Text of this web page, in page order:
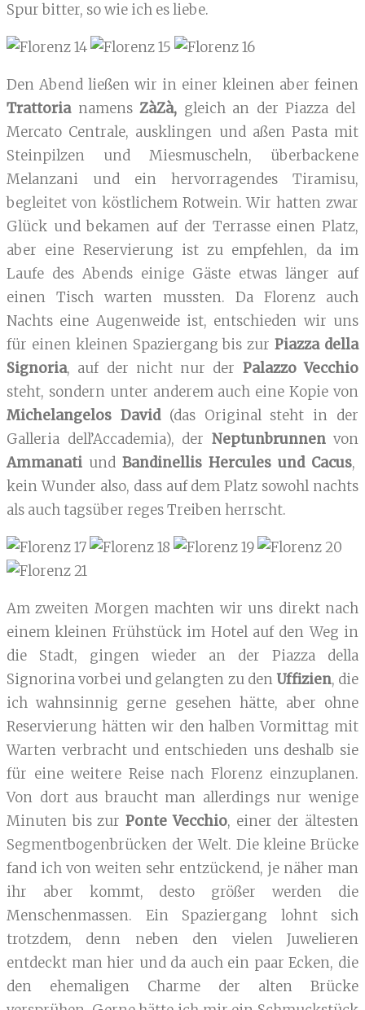
Spur bitter, so wie ich es liebe.
Den Abend ließen wir in einer kleinen aber feinen
Trattorianamens ZàZà, gleich an der Piazza del
Mercato Centrale, ausklingen und aßen Pasta mit
Steinpilzen und Miesmuscheln, überbackene
Melanzani und ein hervorragendes Tiramisu,
begleitet von köstlichem Rotwein. Wir hatten zwar
Glück und bekamen auf der Terrasse einen Platz,
aber eine Reservierung ist zu empfehlen, da im
Laufe des Abends einige Gäste etwas länger auf
einen Tisch warten mussten. Da Florenz auch
Nachts eine Augenweide ist, entschieden wir uns
für einen kleinen Spaziergang bis zurPiazza della
Signoria, auf der nicht nur der Palazzo Vecchio
steht, sondern unter anderem auch eine Kopie von
Michelangelos David (das Original steht in der
Galleria dell’Accademia), der Neptunbrunnen von
Ammanati und Bandinellis Hercules und Cacus,
kein Wunder also, dass auf dem Platz sowohl nachts
als auch tagsüber reges Treiben herrscht.
Am zweiten Morgen machten wir uns direkt nach
einem kleinen Frühstück im Hotel auf den Weg in
die Stadt, gingen wieder an der Piazza della
Signorina vorbei und gelangten zu den Uffizien, die
ich wahnsinnig gerne gesehen hätte, aber ohne
Reservierung hätten wir den halben Vormittag mit
Warten verbracht und entschieden uns deshalb sie
für eine weitere Reise nach Florenz einzuplanen.
Von dort aus braucht man allerdings nur wenige
Minuten bis zurPonte Vecchio, einer der ältesten
Segmentbogenbrücken der Welt. Die kleine Brücke
fand ich von weiten sehr entzückend, je näher man
ihr aber kommt, desto größer werden die
Menschenmassen. Ein Spaziergang lohnt sich
trotzdem, denn neben den vielen Juwelieren
entdeckt man hier und da auch ein paar Ecken, die
den ehemaligen Charme der alten Brücke